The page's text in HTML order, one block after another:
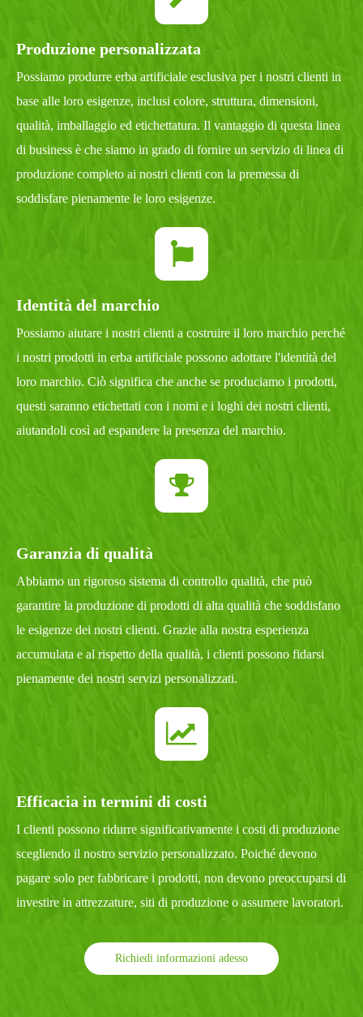
Produzione personalizzata
Possiamo produrre erba artificiale esclusiva per i nostri clienti in
base alle loro esigenze, inclusi colore, struttura, dimensioni,
qualità, imballaggio ed etichettatura. Il vantaggio di questa linea
di business è che siamo in grado di fornire un servizio di linea di
produzione completo ai nostri clienti con la premessa di
soddisfare pienamente le loro esigenze.
Identità del marchio
Possiamo aiutare i nostri clienti a costruire il loro marchio perché
i nostri prodotti in erba artificiale possono adottare l'identità del
loro marchio. Ciò significa che anche se produciamo i prodotti,
questi saranno etichettati con i nomi e i loghi dei nostri clienti,
aiutandoli così ad espandere la presenza del marchio.
Garanzia di qualità
Abbiamo un rigoroso sistema di controllo qualità, che può
garantire la produzione di prodotti di alta qualità che soddisfano
le esigenze dei nostri clienti. Grazie alla nostra esperienza
accumulata e al rispetto della qualità, i clienti possono fidarsi
pienamente dei nostri servizi personalizzati.
Efficacia in termini di costi
I clienti possono ridurre significativamente i costi di produzione
scegliendo il nostro servizio personalizzato. Poiché devono
pagare solo per fabbricare i prodotti, non devono preoccuparsi di
investire in attrezzature, siti di produzione o assumere lavoratori.
Richiedi informazioni adesso